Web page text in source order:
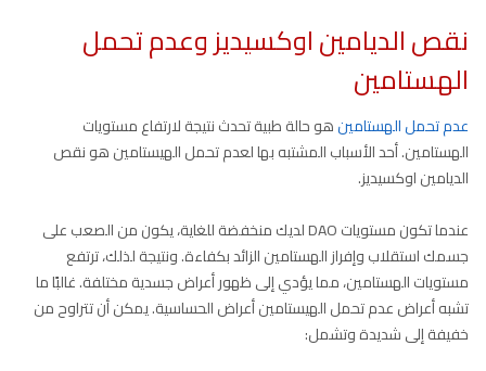
نقص الديامين اوكسيديز وعدم تحمل
الهستامين
عدم تحمل الهستامينهو حالة طبية تحدث نتيجة لارتفاع مستويات
الهستامين. أحد الأسباب المشتبه بها لعدم تحمل الهيستامين هو نقص
الديامين اوكسيديز.
عندما تكون مستويات DAO لديك منخفضة للغاية، يكون من الصعب على
جسمك استقلاب وإفراز الهستامين الزائد بكفاءة. ونتيجة لذلك، ترتفع
مستويات الهستامين، مما يؤدي إلى ظهور أعراض جسدية مختلفة. غالبًا ما
تشبه أعراض عدم تحمل الهيستامين أعراض الحساسية. يمكن أن تتراوح من
خفيفة إلى شديدة وتشمل: